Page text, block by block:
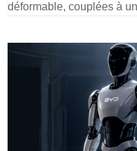
déformable, couplées à